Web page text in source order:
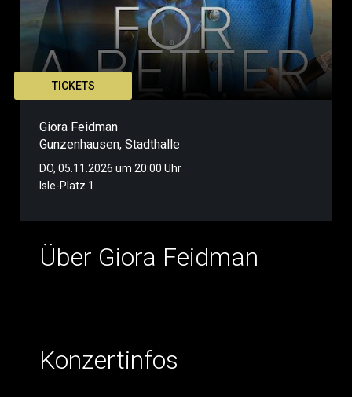
TICKETS
Giora Feidman
Gunzenhausen,Stadthalle
DO, 05.11.2026 um 20:00 Uhr
Isle-Platz 1
Über Giora Feidman
Konzertinfos